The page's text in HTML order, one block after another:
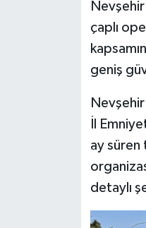
çaplı
geniş
İl
ay süren
detaylı